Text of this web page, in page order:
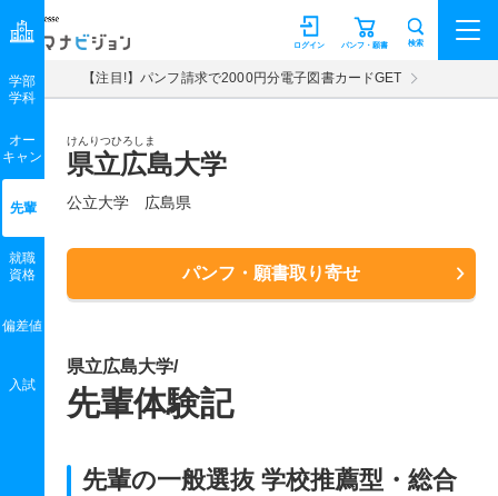
マナビジョン パンフ・願書
ログイン 検索
【注目!】パンフ請求で2000円分電子図書カードGET
けんりつひろしま
県立広島大学
公立大学 広島県
パンフ・願書取り寄せ
学部
学科
オー
キャン
先輩
就職
資格
偏差値
入試
県立広島大学/
先輩体験記
先輩の一般選抜 学校推薦型・総合